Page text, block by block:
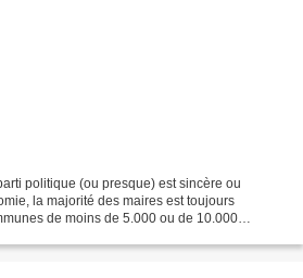
politique (ou presque) est sincère ou
la majorité des maires est toujours
de moins de 5.000 ou de 10.000